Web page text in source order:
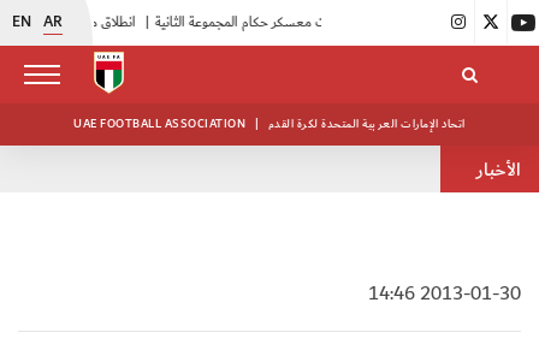
EN AR انطلاق منافسات بطولة النخبة لحرس الرئاسة |
UAE FOOTBALL ASSOCIATION | اتحاد الإمارات العربية المتحدة لكرة القدم
الأخبار
2013-01-30 14:46